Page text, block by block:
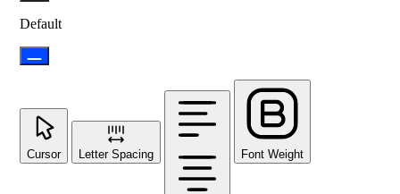
Default
Cursor Letter Spacing Font Weight